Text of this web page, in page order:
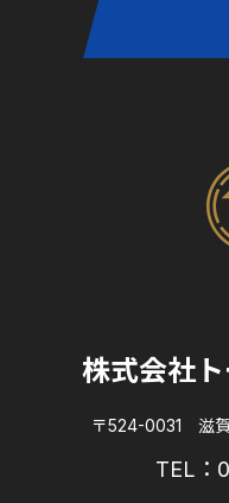
株式会社
〒524-0031 滋賀
TEL：